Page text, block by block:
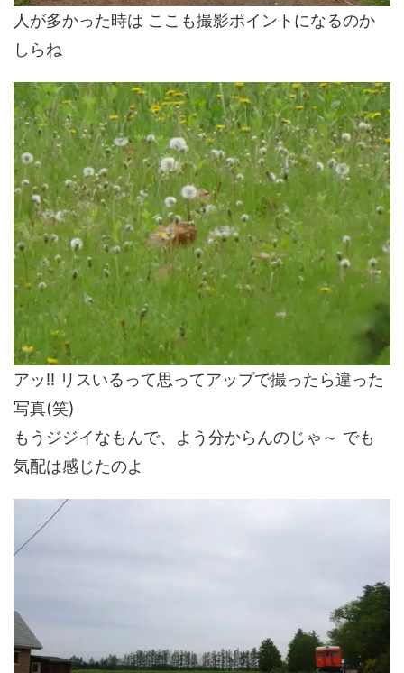
人が多かった時は ここも撮影ポイントになるのか
しらね
アッ!! リスいるって思ってアップで撮ったら違った
写真(笑)
もうジジイなもんで、よう分からんのじゃ～ でも
気配は感じたのよ